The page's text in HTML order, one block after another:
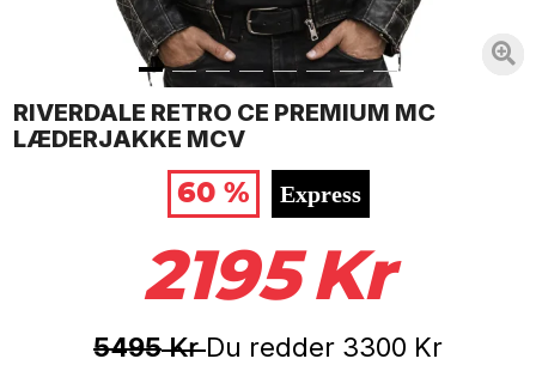
RIVERDALE RETRO CE PREMIUM MC
LÆDERJAKKE MCV
60 %
Express
2195 Kr
5495KrDu redder 3300 Kr